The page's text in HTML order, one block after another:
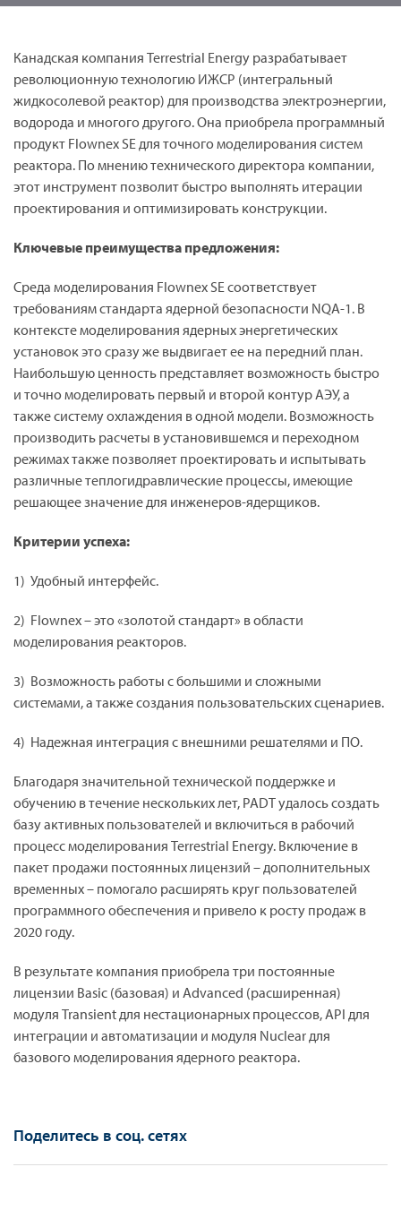
Канадская компания Terrestrial Energy разрабатывает
революционную технологию ИЖСР (интегральный
жидкосолевой реактор) для производства электроэнергии,
водорода и многого другого. Она приобрела программный
продукт Flownex SE для точного моделирования систем
реактора. По мнению технического директора компании,
этот инструмент позволит быстро выполнять итерации
проектирования и оптимизировать конструкции.
Ключевые преимущества предложения:
Среда моделирования Flownex SE соответствует
требованиям стандарта ядерной безопасности NQA-1. В
контексте моделирования ядерных энергетических
установок это сразу же выдвигает ее на передний план.
Наибольшую ценность представляет возможность быстро
и точно моделировать первый и второй контур АЭУ, а
также систему охлаждения в одной модели. Возможность
производить расчеты в установившемся и переходном
режимах также позволяет проектировать и испытывать
различные теплогидравлические процессы, имеющие
решающее значение для инженеров-ядерщиков.
Критерии успеха:
1) Удобный интерфейс.
2) Flownex – это «золотой стандарт» в области
моделирования реакторов.
3) Возможность работы с большими и сложными
системами, а также создания пользовательских сценариев.
4) Надежная интеграция с внешними решателями и ПО.
Благодаря значительной технической поддержке и
обучению в течение нескольких лет, PADT удалось создать
базу активных пользователей и включиться в рабочий
процесс моделирования Terrestrial Energy. Включение в
пакет продажи постоянных лицензий – дополнительных
временных – помогало расширять круг пользователей
программного обеспечения и привело к росту продаж в
2020 году.
В результате компания приобрела три постоянные
лицензии Basic (базовая) и Advanced (расширенная)
модуля Transient для нестационарных процессов, API для
интеграции и автоматизации и модуля Nuclear для
базового моделирования ядерного реактора.
Поделитесь в соц. сетях